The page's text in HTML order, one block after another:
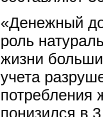
«Денежный
роль
жизни
учета
потребления
понизился в